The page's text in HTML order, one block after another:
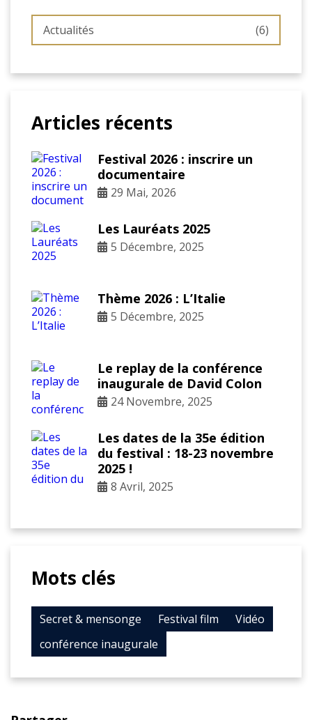
Actualités (6)
Articles récents
Festival 2026 : inscrire un
documentaire
29 Mai, 2026
Les Lauréats 2025
5 Décembre, 2025
Thème 2026 : L’Italie
5 Décembre, 2025
Le replay de la conférence
inaugurale de David Colon
24 Novembre, 2025
Les dates de la 35e édition
du festival : 18-23 novembre
2025 !
8 Avril, 2025
Mots clés
Secret & mensonge Festival film
Vidéo
conférence inaugurale